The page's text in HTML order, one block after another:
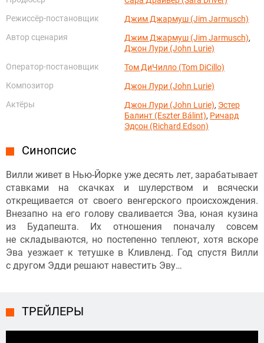
Режиссёр-постановщик
Джим Джармуш (Jim Jarmusch)
Автор сценария
Джим Джармуш (Jim Jarmusch),
Джон Лури (John Lurie)
Оператор-постановщик
Том ДиЧилло (Tom DiCillo)
Композитор
Джон Лури (John Lurie)
Актёры
Джон Лури (John Lurie), Эстер
Балинт (Eszter Bálint), Ричард
Эдсон (Richard Edson)
Синопсис
Вилли живет в Нью-Йорке уже десять лет, зарабатывает
ставками на скачках и шулерством и всячески
открещивается от своего венгерского происхождения.
Внезапно на его голову сваливается Эва, юная кузина
из Будапешта. Их отношения поначалу совсем
не складываются, но постепенно теплеют, хотя вскоре
Эва уезжает к тетушке в Кливленд. Год спустя Вилли
с другом Эдди решают навестить Эву…
ТРЕЙЛЕРЫ